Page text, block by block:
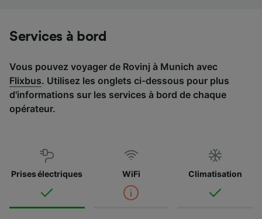
Services à bord
Vous pouvez voyager de Rovinj à Munich avec
Flixbus. Utilisez les onglets ci-dessous pour plus
d'informations sur les services à bord de chaque
opérateur.
Prises électriques WiFi Climatisation